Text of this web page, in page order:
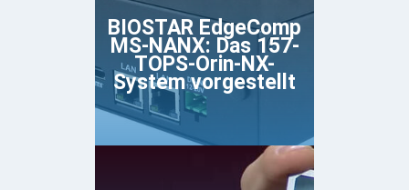
BIOSTAR EdgeComp
MS-NANX: Das 157-
TOPS-Orin-NX-
System vorgestellt